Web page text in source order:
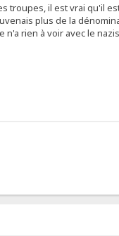
troupes, il est vrai qu'il
plus de la
rien à voir avec le